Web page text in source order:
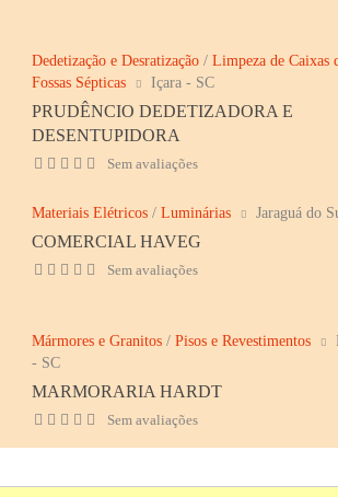
Dedetização e Desratização/ Limpeza de Caixas
Fossas Sépticas
Içara - SC
PRUDÊNCIO DEDETIZADORA E
DESENTUPIDORA
Sem avaliações
Materiais Elétricos/ Luminárias Jaraguá do
COMERCIAL HAVEG
Sem avaliações
Mármores e Granitos/ Pisos e Revestimentos
- SC
MARMORARIA HARDT
Sem avaliações